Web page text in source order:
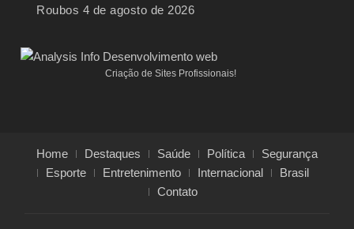
Roubos 4 de agosto de 2026
Criação de Sites Profissionais!
Home Destaques Saúde Política
Segurança
Esporte
Entretenimento Internacional
Brasil
Contato